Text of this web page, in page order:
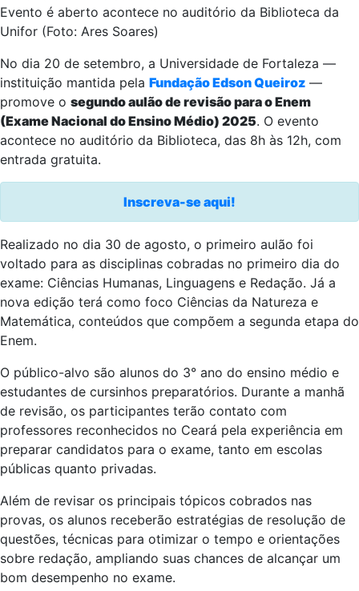
Evento é aberto acontece no auditório da Biblioteca da
Unifor (Foto: Ares Soares)
No dia 20 de setembro, a Universidade de Fortaleza —
instituição mantida pela Fundação Edson Queiroz —
promove o segundo aulão de revisão para o Enem
(Exame Nacional do Ensino Médio) 2025. O evento
acontece no auditório da Biblioteca, das 8h às 12h, com
entrada gratuita.
Inscreva-se aqui!
Realizado no dia 30 de agosto, o primeiro aulão foi
voltado para as disciplinas cobradas no primeiro dia do
exame: Ciências Humanas, Linguagens e Redação. Já a
nova edição terá como foco Ciências da Natureza e
Matemática, conteúdos que compõem a segunda etapa do
Enem.
O público-alvo são alunos do 3° ano do ensino médio e
estudantes de cursinhos preparatórios. Durante a manhã
de revisão, os participantes terão contato com
professores reconhecidos no Ceará pela experiência em
preparar candidatos para o exame, tanto em escolas
públicas quanto privadas.
Além de revisar os principais tópicos cobrados nas
provas, os alunos receberão estratégias de resolução de
questões, técnicas para otimizar o tempo e orientações
sobre redação, ampliando suas chances de alcançar um
bom desempenho no exame.